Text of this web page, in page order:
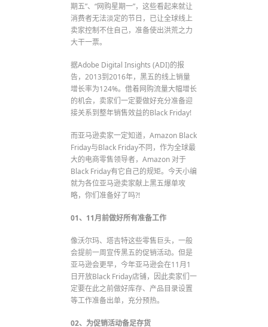
期五”、“网购星期一”，这些看起来就让
消费者无法淡定的节日，已让全球线上
卖家控制不住自己，准备使出洪荒之力
大干一票。
据Adobe Digital Insights (ADI)的报
告，2013到2016年，黑五的线上销量
增长率为124%。借着网购流量大幅增长
的机会，卖家们一定要做好充分准备迎
接关系到整年销售效益的Black Friday!
而亚马逊卖家一定知道，Amazon Black
Friday与Black Friday不同，作为全球最
大的电商零售领导者，Amazon 对于
Black Friday有它自己的规矩。今天小编
就为各位亚马逊卖家献上黑五爆单攻
略，你们准备好了吗?!
01、11月前做好所有准备工作
像沃尔玛、塔吉特这些零售巨头，一般
会提前一周宣传黑五的促销活动。但是
亚马逊会更早，今年亚马逊会在11月1
日开放Black Friday店铺，因此卖家们一
定要在此之前做好库存、产品目录设置
等工作准备出单，充分预热。
02、为促销活动备足存货